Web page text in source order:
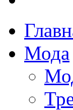
Мода